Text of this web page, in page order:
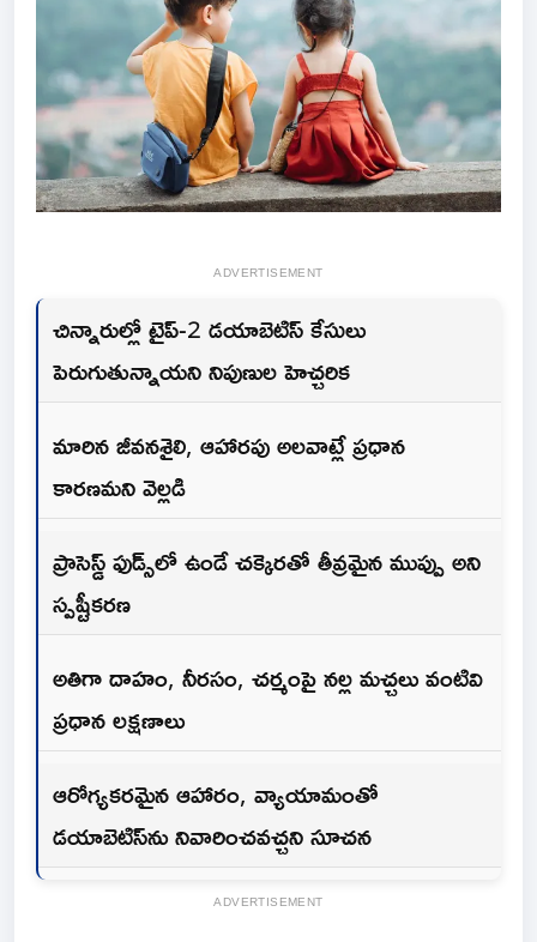
ADVERTISEMENT
చిన్నారుల్లో టైప్-2 డయాబెటిస్ కేసులు
పెరుగుతున్నాయని నిపుణుల హెచ్చరిక
మారిన జీవనశైలి, ఆహారపు అలవాట్లే ప్రధాన
కారణమని వెల్లడి
ప్రాసెస్డ్ ఫుడ్స్‌లో ఉండే చక్కెరతో తీవ్రమైన ముప్పు అని
స్పష్టీకరణ
అతిగా దాహం, నీరసం, చర్మంపై నల్ల మచ్చలు వంటివి
ప్రధాన లక్షణాలు
ఆరోగ్యకరమైన ఆహారం, వ్యాయామంతో
డయాబెటిస్‌ను నివారించవచ్చని సూచన
ADVERTISEMENT